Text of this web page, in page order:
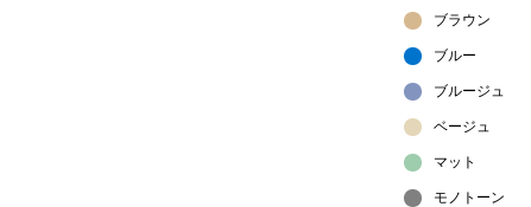
ブラウン
ブルー
ブルージュ
ベージュ
マット
モノトーン